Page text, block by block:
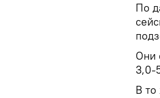
По
Они
3,0-
В